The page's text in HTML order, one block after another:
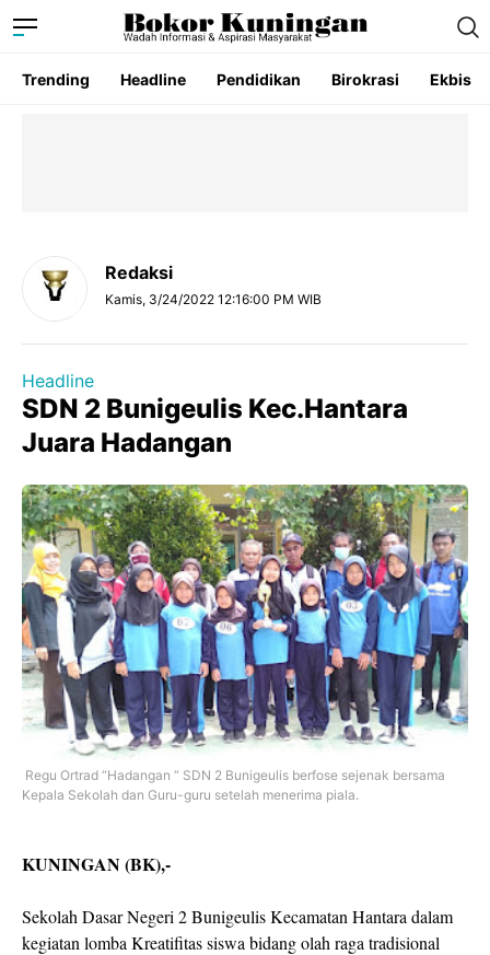
Trending Headline Pendidikan Birokrasi Ekbis
Redaksi
Kamis, 3/24/2022 12:16:00 PM WIB
Headline
SDN 2 Bunigeulis Kec.Hantara
Juara Hadangan
Regu Ortrad “Hadangan “ SDN 2 Bunigeulis berfose sejenak bersama
Kepala Sekolah dan Guru-guru setelah menerima piala.
KUNINGAN (BK),-
Sekolah Dasar Negeri 2 Bunigeulis Kecamatan Hantara dalam
kegiatan lomba Kreatifitas siswa bidang olah raga tradisional